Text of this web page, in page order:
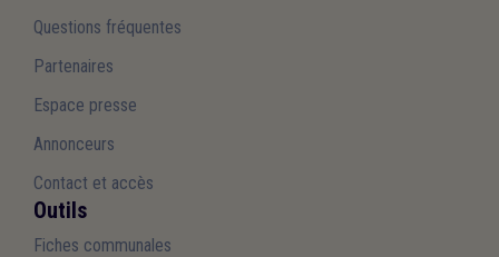
Questions fréquentes
Partenaires
Espace presse
Annonceurs
Contact et accès
Outils
Fiches communales